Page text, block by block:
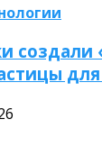
создали